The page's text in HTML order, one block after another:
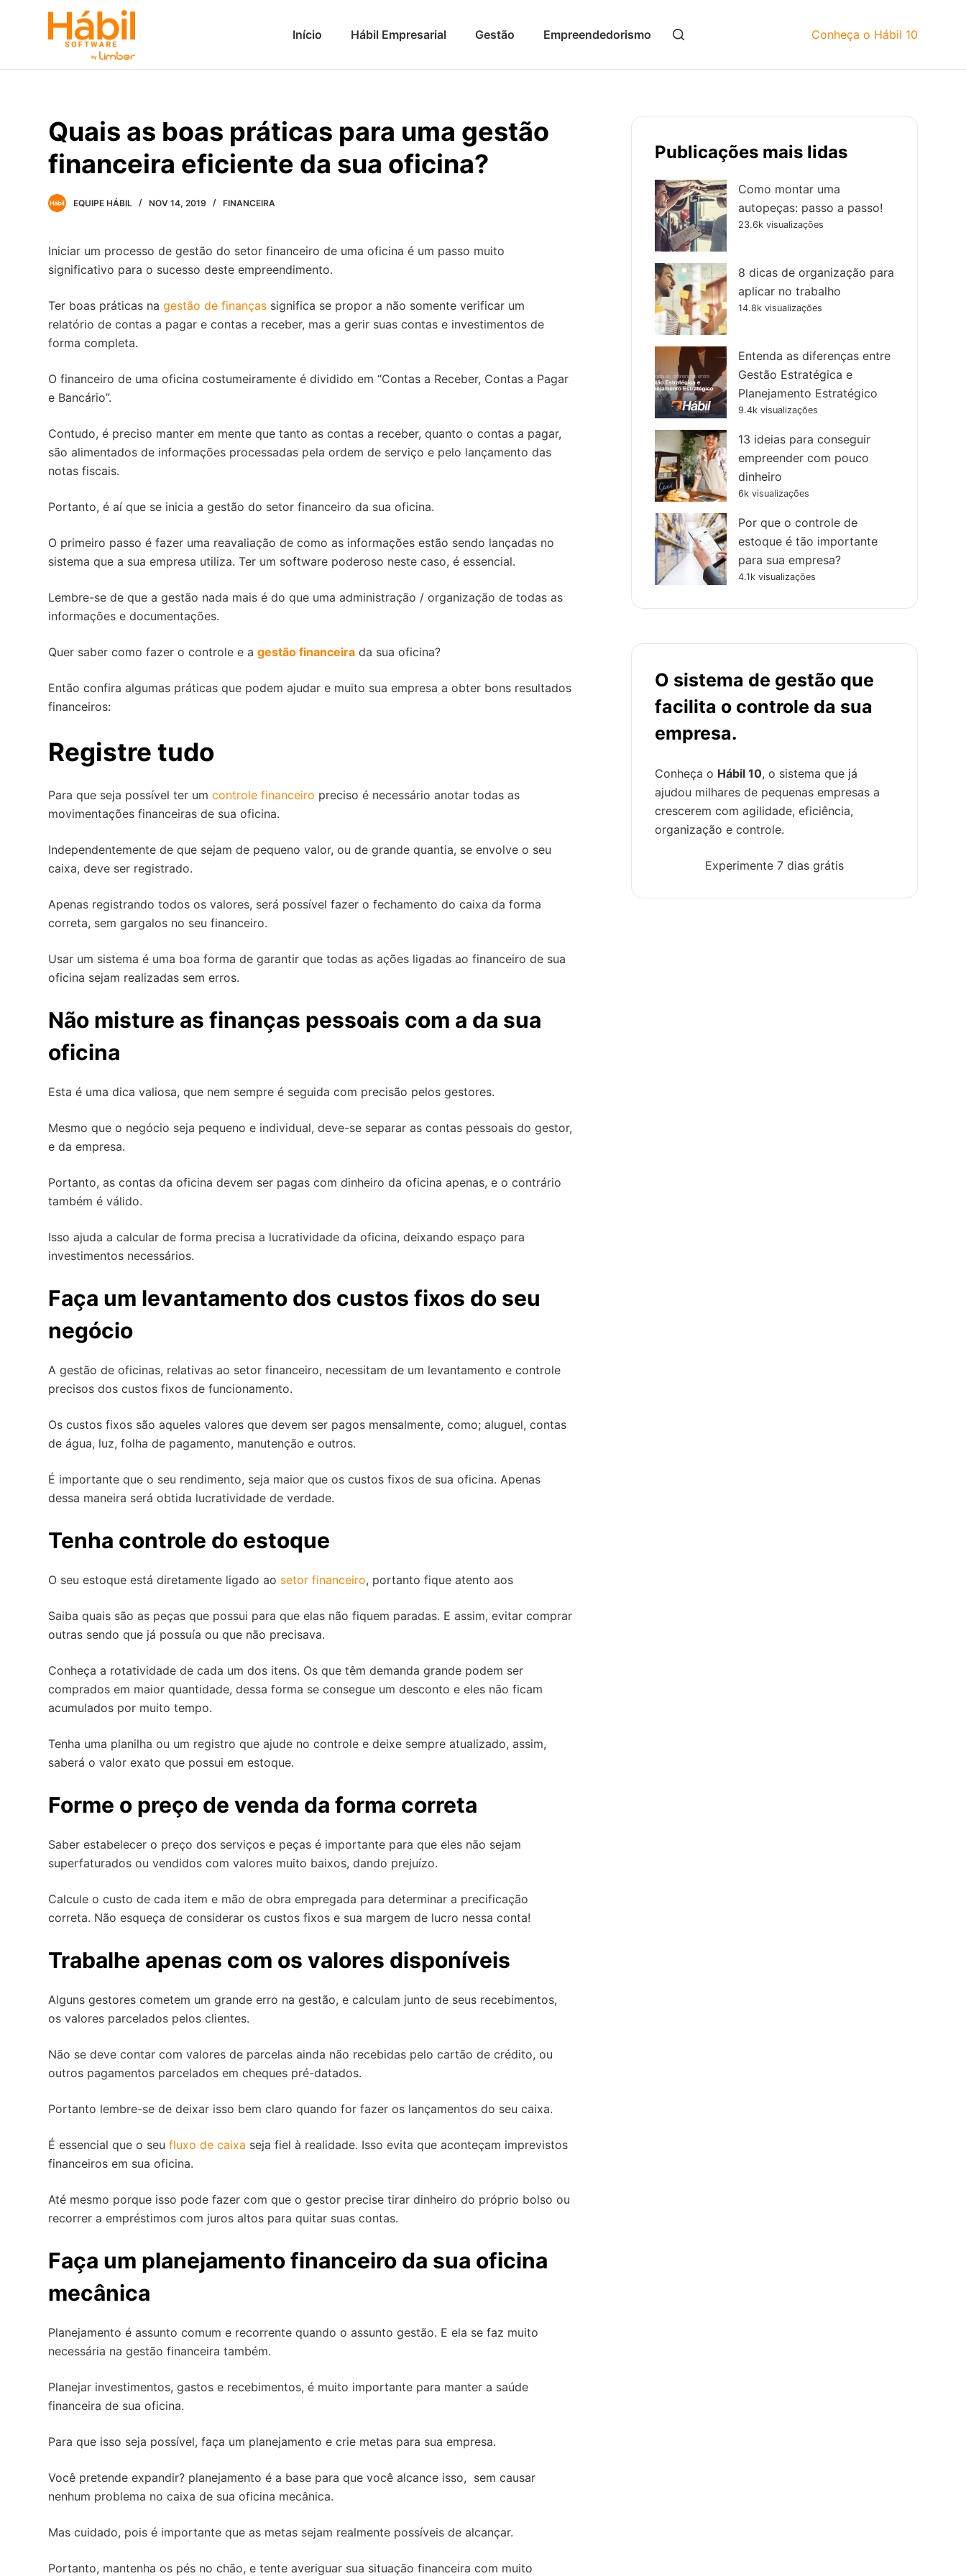
a
Início Hábil Empresarial Gestão Empreendedorismo Conheça o Hábil 10
Quais as boas práticas para uma gestão
financeira eficiente da sua oficina?
EQUIPE HÁBIL NOV 14, 2019 FINANCEIRA
Iniciar um processo de gestão do setor financeiro de uma oficina é um passo muito
significativo para o sucesso deste empreendimento.
Ter boas práticas nagestão de finanças significa se propor a não somente verificar um
relatório de contas a pagar e contas a receber, mas a gerir suas contas e investimentos de
forma completa.
O financeiro de uma oficina costumeiramente é dividido em “Contas a Receber, Contas a Pagar
e Bancário”.
Contudo, é preciso manter em mente que tanto as contas a receber, quanto o contas a pagar,
são alimentados de informações processadas pela ordem de serviço e pelo lançamento das
notas fiscais.
Portanto, é aí que se inicia a gestão do setor financeiro da sua oficina.
O primeiro passo é fazer uma reavaliação de como as informações estão sendo lançadas no
sistema que a sua empresa utiliza. Ter um software poderoso neste caso, é essencial.
Lembre-se de que a gestão nada mais é do que uma administração / organização de todas as
informações e documentações.
Quer saber como fazer o controle e agestão financeira da sua oficina?
Então confira algumas práticas que podem ajudar e muito sua empresa a obter bons resultados
financeiros:
Registre tudo
Para que seja possível ter umcontrole financeiro preciso é necessário anotar todas as
movimentações financeiras de sua oficina.
Independentemente de que sejam de pequeno valor, ou de grande quantia, se envolve o seu
caixa, deve ser registrado.
Apenas registrando todos os valores, será possível fazer o fechamento do caixa da forma
correta, sem gargalos no seu financeiro.
Usar um sistema é uma boa forma de garantir que todas as ações ligadas ao financeiro de sua
oficina sejam realizadas sem erros.
Não misture as finanças pessoais com a da sua
oficina
Esta é uma dica valiosa, que nem sempre é seguida com precisão pelos gestores.
Mesmo que o negócio seja pequeno e individual, deve-se separar as contas pessoais do gestor,
e da empresa.
Portanto, as contas da oficina devem ser pagas com dinheiro da oficina apenas, e o contrário
também é válido.
Isso ajuda a calcular de forma precisa a lucratividade da oficina, deixando espaço para
investimentos necessários.
Faça um levantamento dos custos fixos do seu
negócio
A gestão de oficinas, relativas ao setor financeiro, necessitam de um levantamento e controle
precisos dos custos fixos de funcionamento.
Os custos fixos são aqueles valores que devem ser pagos mensalmente, como; aluguel, contas
de água, luz, folha de pagamento, manutenção e outros.
É importante que o seu rendimento, seja maior que os custos fixos de sua oficina. Apenas
dessa maneira será obtida lucratividade de verdade.
Tenha controle do estoque
O seu estoque está diretamente ligado ao setor financeiro, portanto fique atento aos
Saiba quais são as peças que possui para que elas não fiquem paradas. E assim, evitar comprar
outras sendo que já possuía ou que não precisava.
Conheça a rotatividade de cada um dos itens. Os que têm demanda grande podem ser
comprados em maior quantidade, dessa forma se consegue um desconto e eles não ficam
acumulados por muito tempo.
Tenha uma planilha ou um registro que ajude no controle e deixe sempre atualizado, assim,
saberá o valor exato que possui em estoque.
Forme o preço de venda da forma correta
Saber estabelecer o preço dos serviços e peças é importante para que eles não sejam
superfaturados ou vendidos com valores muito baixos, dando prejuízo.
Calcule o custo de cada item e mão de obra empregada para determinar a precificação
correta. Não esqueça de considerar os custos fixos e sua margem de lucro nessa conta!
Trabalhe apenas com os valores disponíveis
Alguns gestores cometem um grande erro na gestão, e calculam junto de seus recebimentos,
os valores parcelados pelos clientes.
Não se deve contar com valores de parcelas ainda não recebidas pelo cartão de crédito, ou
outros pagamentos parcelados em cheques pré-datados.
Portanto lembre-se de deixar isso bem claro quando for fazer os lançamentos do seu caixa.
É essencial que o seufluxo de caixa seja fiel à realidade. Isso evita que aconteçam imprevistos
financeiros em sua oficina.
Até mesmo porque isso pode fazer com que o gestor precise tirar dinheiro do próprio bolso ou
recorrer a empréstimos com juros altos para quitar suas contas.
Faça um planejamento financeiro da sua oficina
mecânica
Planejamento é assunto comum e recorrente quando o assunto gestão. E ela se faz muito
necessária na gestão financeira também.
Planejar investimentos, gastos e recebimentos, é muito importante para manter a saúde
financeira de sua oficina.
Para que isso seja possível, faça um planejamento e crie metas para sua empresa.
Você pretende expandir? planejamento é a base para que você alcance isso, sem causar
nenhum problema no caixa de sua oficina mecânica.
Mas cuidado, pois é importante que as metas sejam realmente possíveis de alcançar.
Portanto, mantenha os pés no chão, e tente averiguar sua situação financeira com muito
Publicações mais lidas
Como montar uma
autopeças: passo a passo!
23.6k visualizações
8 dicas de organização para
aplicar no trabalho
14.8k visualizações
Entenda as diferenças entre
Gestão Estratégica e
Planejamento Estratégico
9.4k visualizações
13 ideias para conseguir
empreender com pouco
dinheiro
6k visualizações
Por que o controle de
estoque é tão importante
para sua empresa?
4.1k visualizações
O sistema de gestão que
facilita o controle da sua
empresa.
Conheça o Hábil 10, o sistema que já
ajudou milhares de pequenas empresas a
crescerem com agilidade, eficiência,
organização e controle.
Experimente 7 dias grátis